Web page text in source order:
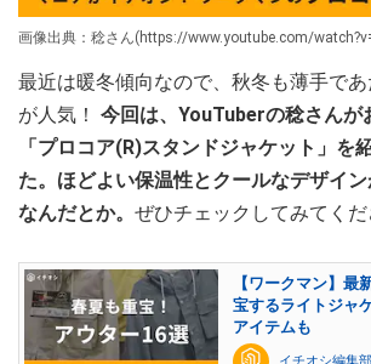
画像出典：稔さん(https://www.youtube.com/
最近は暖冬傾向なので、秋冬も薄手で
が人気！ 今回は、YouTuberの稔さんが
「プロコア(R)スタンドジャケット」を
た。ほどよい保温性とクールなデザイ
なんだとか。 ぜひチェックしてみてくだ
【ワークマン】最
宝するライトジャ
アイテムも